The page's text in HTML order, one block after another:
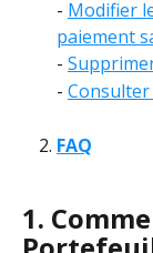
- Modifier
paiement
-
-
FAQ
1.